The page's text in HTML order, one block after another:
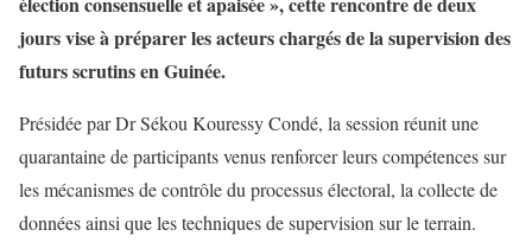
jours vise à préparer les acteurs chargés de la supervision des
futurs scrutins en Guinée.
Présidée par Dr Sékou Kouressy Condé, la session réunit une
quarantaine de participants venus renforcer leurs compétences sur
les mécanismes de contrôle du processus électoral, la collecte de
données ainsi que les techniques de supervision sur le terrain.